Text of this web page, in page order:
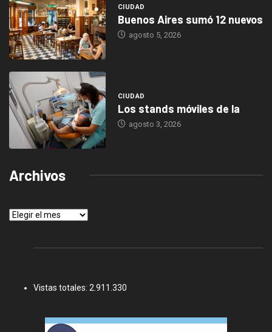
CIUDAD
Buenos Aires sumó 12 nuevos
agosto 5, 2026
CIUDAD
Los stands móviles de la
agosto 3, 2026
Archivos
Archivos
Vistas totales: 2.911.330